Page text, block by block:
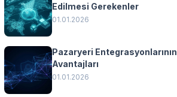
Edilmesi Gerekenler
01.01.2026
Pazaryeri Entegrasyonlarının
Avantajları
01.01.2026